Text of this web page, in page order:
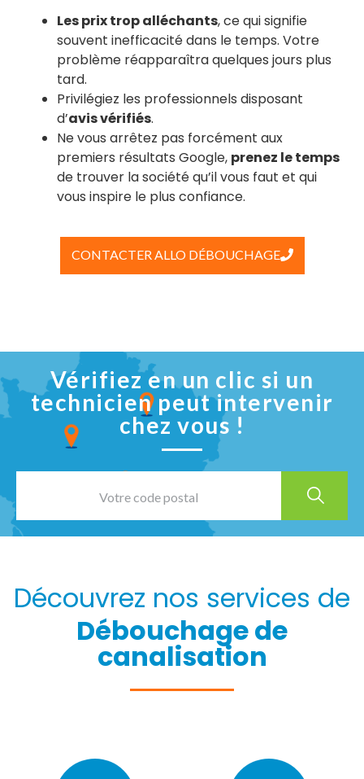
Les prix trop alléchants, ce qui signifie
souvent inefficacité dans le temps. Votre
problème réapparaîtra quelques jours plus
tard.
Privilégiez les professionnels disposant
d’avis vérifiés.
Ne vous arrêtez pas forcément aux
premiers résultats Google, prenez le temps
de trouver la société qu’il vous faut et qui
vous inspire le plus confiance.
CONTACTER ALLO DÉBOUCHAGE
Vérifiez en un clic si un
technicien peut intervenir
chez vous !
Découvrez nos services de
Débouchage de
canalisation